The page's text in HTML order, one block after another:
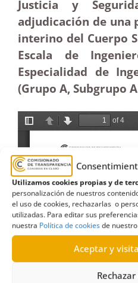
Utilizamos cookies propias y de
personalización de nuestros
el uso de cookies, rechazarlas o
utilizadas. Para editar sus
nuestra Política de cookiesde
Aceptar y
Justicia y
adjudicación de una
interino del Cuerpo
Escala de
Especialidad de
(Grupo A, Subgrupo